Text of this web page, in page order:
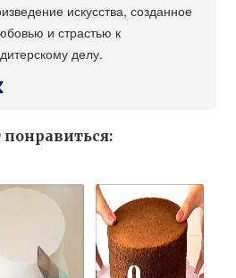
искусства, созданное
и страстью к
делу.